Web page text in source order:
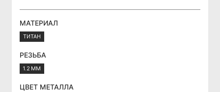
МАТЕРИАЛ
ТИТАН
РЕЗЬБА
1.2 ММ
ЦВЕТ МЕТАЛЛА